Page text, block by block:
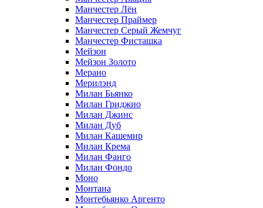
Манчестер Лён
Манчестер Праймер
Манчестер Серый Жемчуг
Манчестер Фисташка
Мейзон
Мейзон Золото
Мерано
Мерилэнд
Милан Бьянко
Милан Гриджио
Милан Джинс
Милан Дуб
Милан Кашемир
Милан Крема
Милан Фанго
Милан Фондо
Моно
Монтана
Монтебьянко Аргенто